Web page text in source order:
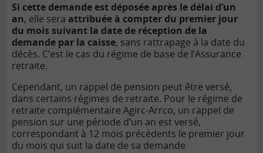
Si cette demande est déposée après le délai d’un
an, elle sera attribuée à compter du premier jour
du mois suivant la date de réception de la
demande par la caisse, sans rattrapage à la date du
décès. C’est le cas du régime de base de l’Assurance
retraite.
Cependant, un rappel de pension peut être versé,
dans certains régimes de retraite. Pour le régime de
retraite complémentaire Agirc-Arrco, un rappel de
pension sur une période d’un an est versé,
correspondant à 12 mois précédents le premier jour
du mois qui suit la date de sa demande